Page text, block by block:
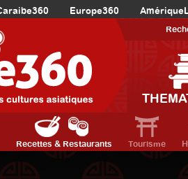
Europe360
Recettes & Restaurants Tourisme